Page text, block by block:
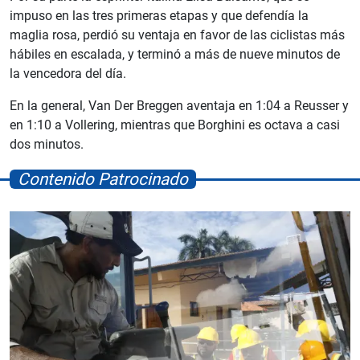
impuso en las tres primeras etapas y que defendía la
maglia rosa, perdió su ventaja en favor de las ciclistas más
hábiles en escalada, y terminó a más de nueve minutos de
la vencedora del día.
En la general, Van Der Breggen aventaja en 1:04 a Reusser y
en 1:10 a Vollering, mientras que Borghini es octava a casi
dos minutos.
Contenido Patrocinado